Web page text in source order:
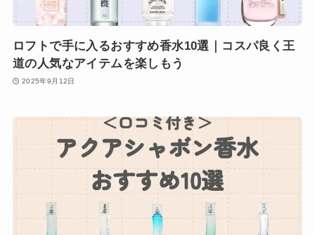
ロフトで手に入るおすすめ香水10選｜コスパ良く王
道の人気なアイテムを楽しもう
2025年9月12日